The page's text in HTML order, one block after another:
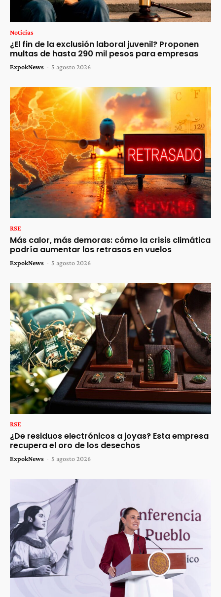
Noticias
¿El fin de la exclusión laboral juvenil? Proponen
multas de hasta 290 mil pesos para empresas
ExpokNews - 5 agosto 2026
RSE
Más calor, más demoras: cómo la crisis climática
podría aumentar los retrasos en vuelos
ExpokNews - 5 agosto 2026
RSE
¿De residuos electrónicos a joyas? Esta empresa
recupera el oro de los desechos
ExpokNews - 5 agosto 2026